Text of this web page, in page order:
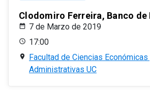
Clodomiro Ferreira, Banco de
7 de Marzo de 2019
17:00
Facultad de Ciencias Económicas
Administrativas UC